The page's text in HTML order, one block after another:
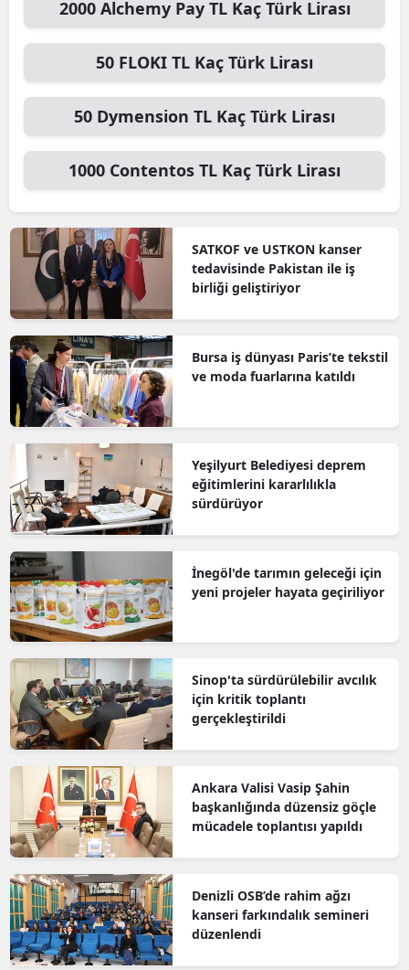
2000 Alchemy Pay TLKaç Türk Lirası
50 FLOKI TL Kaç Türk Lirası
50 Dymension TL Kaç Türk Lirası
1000 Contentos TL Kaç Türk Lirası
SATKOF ve USTKON kanser
tedavisinde Pakistan ile iş
birliği geliştiriyor
Bursa iş dünyası Paris’te tekstil
ve moda fuarlarına katıldı
Yeşilyurt Belediyesi deprem
eğitimlerini kararlılıkla
sürdürüyor
İnegöl'de tarımın geleceği için
yeni projeler hayata geçiriliyor
Sinop'ta sürdürülebilir avcılık
için kritik toplantı
gerçekleştirildi
Ankara Valisi Vasip Şahin
başkanlığında düzensiz göçle
mücadele toplantısı yapıldı
Denizli OSB’de rahim ağzı
kanseri farkındalık semineri
düzenlendi